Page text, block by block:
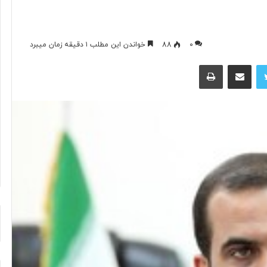
۰ 88 خواندن این مطلب ۱ دقیقه زمان میبرد
توییتر اشتراک گذاری از طریق ایمیل چاپ
آیا
آیا فناوری می‌تواند جای آتش‌نشان‌ها